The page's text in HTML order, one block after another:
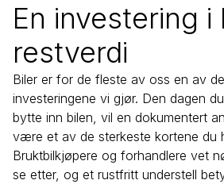
En investering i
restverdi
Biler er for de fleste av oss en av
investeringene vi gjør. Den dagen
bytte inn bilen, vil en dokumentert
være et av de sterkeste kortene du
Bruktbilkjøpere og forhandlere vet
se etter, og et rustfritt understell